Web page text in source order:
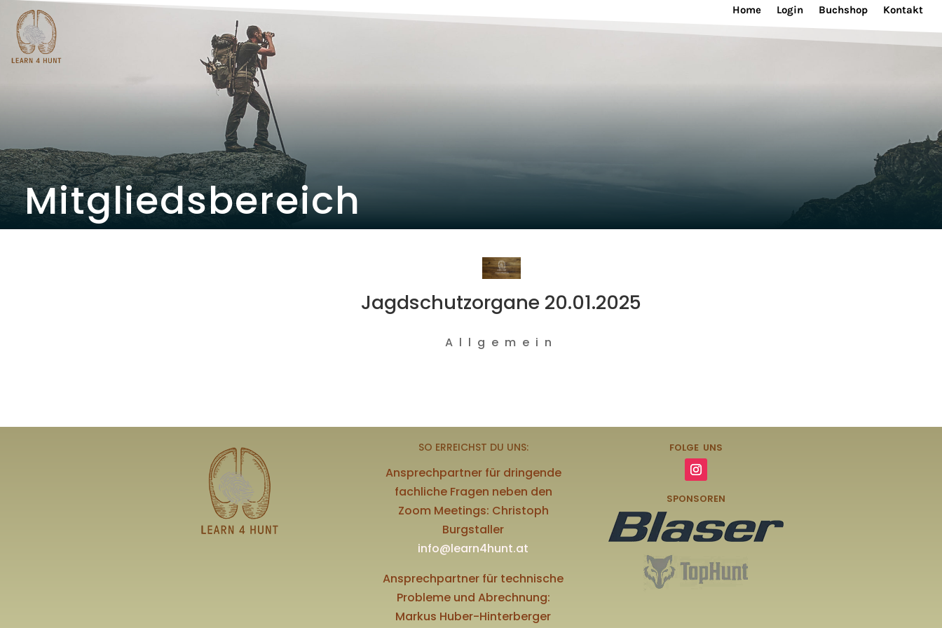
Mitgliedsbereich
Home Login Buchshop Kontakt
Jagdschutzorgane 20.01.2025
Allgemein
SO ERREICHST DU UNS:
Ansprechpartner für dringende
fachliche Fragen neben den
Zoom Meetings: Christoph
Burgstaller
info@learn4hunt.at
Ansprechpartner für technische
Probleme und Abrechnung:
Markus Huber-Hinterberger
FOLGE UNS
SPONSOREN